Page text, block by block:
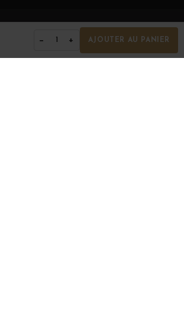
− 1 + AJOUTER AU PANIER
droits réservés -Agence BWA